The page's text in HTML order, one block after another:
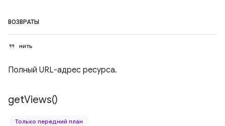
ВОЗВРАТЫ
нить
Полный URL-адрес ресурса.
getViews()
Только передний план